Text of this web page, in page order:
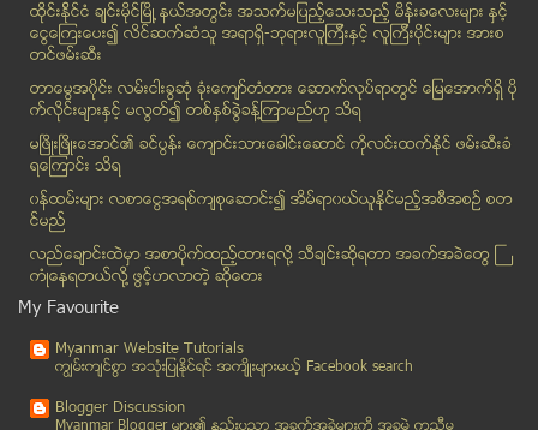
ျမန္မာဒုကၡသည္ေတြ ဌာေနျပန္ပို႔ႏိုင္ေရး မဲေဆာက္မွာေဆ...
Facebook က်င့္ဝတ္ ေဆာင္ရန္-ေ႐ွာင္ရန္ မ်ား
မဟာသမၼတမင္းႏွင့္ ဒီမုိကေရစီသေဘာ
စားသုံးရန္ အႏၲရာယ္ရွိေၾကာင္း နာမည္ႀကီးခဲ့သည့္ အာလူ...
ဘဂၤလားေဒ့ရွ္နယ္စပ္ ေက်းရြာမ်ားတြင္ လူဦးေရ စစ္ေဆးေ...
တုိက္ေလယာဥ္ ပ်က္က်ေပမယ္႔ ေလသူရဲေတြ ဘာလုိ႔ ဂုဏ္ျပဳခ...
ေက်ာင္းမုန္႔ေစ်းတန္းမ်ားရွိ ေရာင္းကုန္မ်ား စားသံုး...
ဘဂၤါလီမ်ား စိစစ္မႈလက္ခံမွသာ ႏုိင္ငံသားစိစစ္ျခင္း ဆ...
တည္းခိုခန္း၀င္ၿပီး ပဲြၾကမ္းခဲ့သည့္ ဗုိလ္ႀကီးႏွစ္ဦ...
မ်ိုးေစာင့္ပြဲမွာ မဟုတ္မမွန္ ဓာတ္ပံုသံုး
လူထုေခါင္းေဆာင္ ေဒၚေအာင္ဆန္းစုၾကည္ ရဲ႕ ဘ၀ျဖစ္စဥ္ကိ...
ထိုင္းနို္င္ငံ ခ်င္းမိုင္ျမိဳ ့နယ္အတြင္း အသက္မျပည့္ေသးသည့္ မိန္းခေလးမ်ား နွင့္
ေငြေၾကးေပး၍ လိင္ဆက္ဆံသူ အရာရွိ-ဘုရားလူၾကီးနွင့္ လူၾကီးပိုင္းမ်ား အားစ
တင္ဖမ္းဆီး
တာေမြအ၀ိုင္း လမ္းငါးခြဆံု ခံုးေက်ာ္တံတား ေဆာက္လုပ္ရာတြင္ ေျမေအာက္ရွိ ပို
က္လိုင္းမ်ားႏွင့္ မလြတ္၍ တစ္ႏွစ္ခြဲခန္႔ၾကာမည္ဟု သိရ
မၿဖိဳးၿဖိဳးေအာင္၏ ခင္ပြန္း ေက်ာင္းသားေခါင္းေဆာင္ ကိုလင္းထက္ႏိုင္ ဖမ္းဆီးခံ
ရေၾကာင္း သိရ
၀န္ထမ္းမ်ား လစာေငြအရစ္က်စုေဆာင္း၍ အိမ္ရာ၀ယ္ယူႏုိင္မည့္အစီအစဥ္ စတ
င္မည္
လည္ေခ်ာင္းထဲမွာ အစာပိုက္ထည့္ထားရလုိ႔ သီခ်င္းဆုိရတာ အခက္အခဲေတြ ႀ
ကံဳေနရတယ္လို႔ ဖြင့္ဟလာတဲ့ ဆုိေတး
My Favourite
Myanmar Website Tutorials
ကၽြမ္းက်င္စြာ အသုံးျပဳႏုိင္ရင္ အက်ိဳးမ်ားမယ့္ Facebook search
Blogger Discussion